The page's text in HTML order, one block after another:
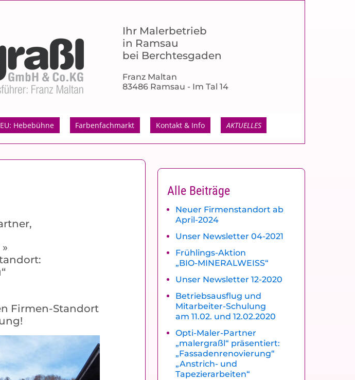
Ihr Malerbetrieb
in Ramsau
bei Berchtesgaden
Franz Maltan
83486 Ramsau - Im Tal 14
Hebebühne Farbenfachmarkt Kontakt & Info AKTUELLES
Firmen-Standort
Alle Beiträge
Neuer Firmenstandort ab
April-2024
Unser Newsletter 04-2021
Frühlings-Aktion
„BIO-MINERALWEISS“
Unser Newsletter 12-2020
Betriebsausflug und
Mitarbeiter-Schulung
am 11.02. und 12.02.2020
Opti-Maler-Partner
„malergraßl“ präsentiert:
„Fassadenrenovierung“
„Anstrich- und
Tapezierarbeiten“